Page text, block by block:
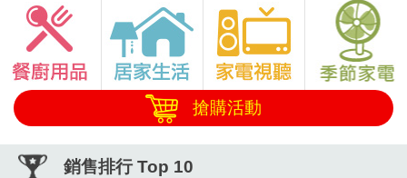
搶購活動
銷售排行 Top 10